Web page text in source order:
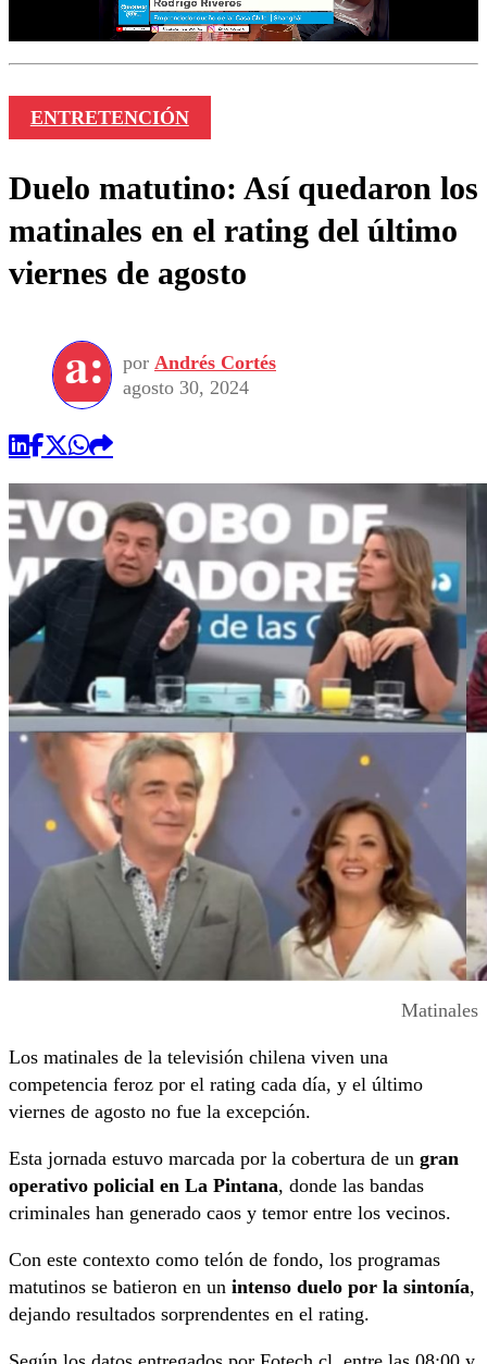
ENTRETENCIÓN
Duelo matutino: Así quedaron los
matinales en el rating del último
viernes de agosto
por Andrés Cortés
agosto 30, 2024
Matinales
Los matinales de la televisión chilena viven una
competencia feroz por el rating cada día, y el último
viernes de agosto no fue la excepción.
Esta jornada estuvo marcada por la cobertura de un gran
operativo policial en La Pintana, donde las bandas
criminales han generado caos y temor entre los vecinos.
Con este contexto como telón de fondo, los programas
matutinos se batieron en un intenso duelo por la sintonía,
dejando resultados sorprendentes en el rating.